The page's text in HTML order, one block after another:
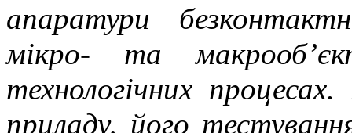
апаратури
мікро- та
технологічних
приладу, його